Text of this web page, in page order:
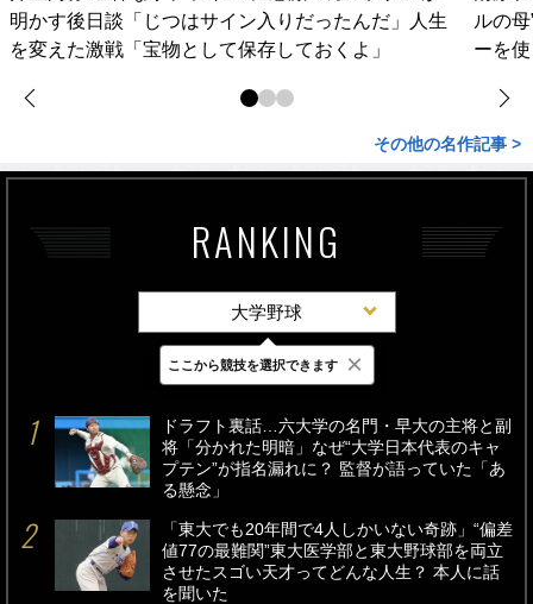
明かす後日談「じつはサイン入りだったんだ」人生
を変えた激戦「宝物として保存しておくよ」
ルの
ーを
その他の名作記事 >
RANKING
大学野球
最新 24時間 週間
ドラフト裏話…六大学の名門・早大の主将と副
将「分かれた明暗」なぜ“大学日本代表のキャ
プテン”が指名漏れに？ 監督が語っていた「あ
る懸念」
「東大でも20年間で4人しかいない奇跡」“偏差
値77の最難関”東大医学部と東大野球部を両立
させたスゴい天才ってどんな人生？ 本人に話
を聞いた
ここから競技を選択できます ×